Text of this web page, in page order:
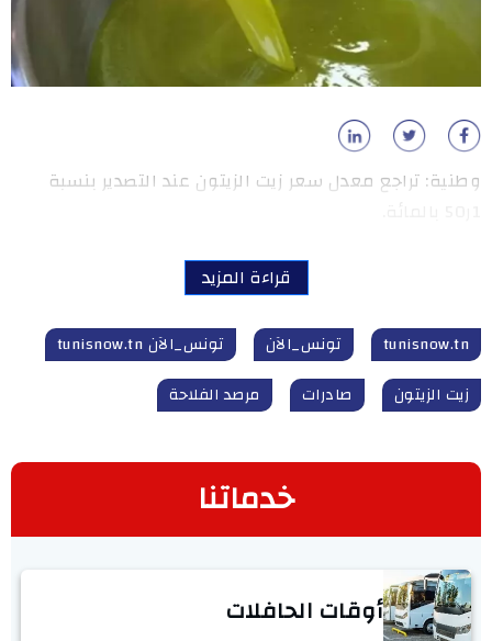
وطنية: تراجع معدل سعر زيت الزيتون عند التصدير بنسبة
قراءة المزيد
tunisnow.tn تونس_الآن
تونس_الآن tunisnow.tn
زيت الزيتون
صادرات مرصد الفلاحة
خدماتنا
أوقات الحافلات